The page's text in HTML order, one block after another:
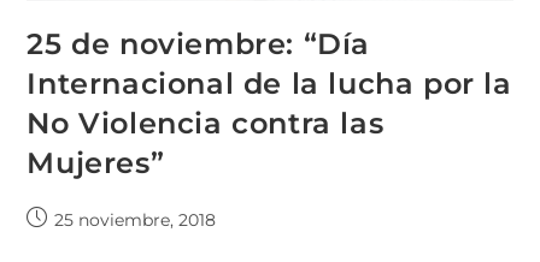
25 de noviembre: “Día
Internacional de la lucha por la
No Violencia contra las
Mujeres”
25 noviembre, 2018